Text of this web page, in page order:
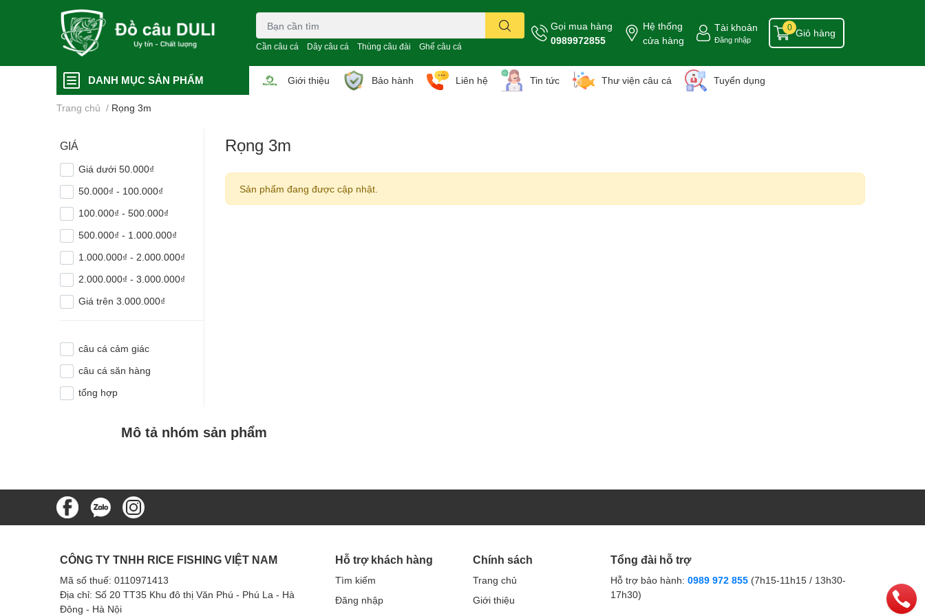
Cần câu cá Dây câu cá Thùng câu đài Ghế câu cá
Gọi mua hàng
0989972855
Hệ thống
cửa hàng
Tài khoản
Đăng nhập
Giỏ hàng
0
DANH MỤC SẢN PHẨM Giới thiệu Bảo hành Liên hệ Tin tức Thư viện câu cá Tuyển dụng
Trang chủ / Rọng 3m
GIÁ
Giá dưới 50.000₫
50.000₫ - 100.000₫
100.000₫ - 500.000₫
500.000₫ - 1.000.000₫
1.000.000₫ - 2.000.000₫
2.000.000₫ - 3.000.000₫
Giá trên 3.000.000₫
câu cá cảm giác
câu cá săn hàng
tổng hợp
Rọng 3m
Sản phẩm đang được cập nhật.
Mô tả nhóm sản phẩm
CÔNG TY TNHH RICE FISHING VIỆT NAM
Mã số thuế: 0110971413
Địa chỉ: Số 20 TT35 Khu đô thị Văn Phú - Phú La - Hà
Đông - Hà Nội
Hỗ trợ khách hàng
Tìm kiếm
Đăng nhập
Chính sách
Trang chủ
Giới thiệu
Tổng đài hỗ trợ
Hỗ trợ bảo hành: 0989 972 855 (7h15-11h15 / 13h30-
17h30)